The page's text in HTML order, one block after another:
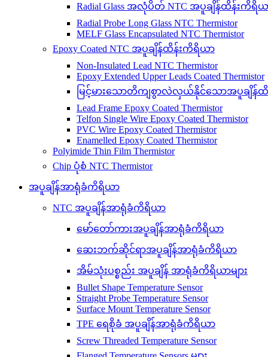
Radial Glass အလုံပိတ် NTC အပူချိန်ထိန်းကိရိ
Radial Probe Long Glass NTC Thermistor
MELF Glass Encapsulated NTC Thermistor
Epoxy Coated NTC အပူချိန်ထိန်းကိရိယာ
Non-Insulated Lead NTC Thermistor
Epoxy Extended Upper Leads Coated Thermistor
မြင့်မားသောတိကျစွာလဲလှယ်နိုင်သောအပူချိန်
Lead Frame Epoxy Coated Thermistor
Telfon Single Wire Epoxy Coated Thermistor
PVC Wire Epoxy Coated Thermistor
Enamelled Epoxy Coated Thermistor
Polyimide Thin Film Thermistor
Chip ပုံစံ NTC Thermistor
အပူချိန်အာရုံခံကိရိယာ
NTC အပူချိန်အာရုံခံကိရိယာ
မော်တော်ကားအပူချိန်အာရုံခံကိရိယာ
ဆေးဘက်ဆိုင်ရာအပူချိန်အာရုံခံကိရိယာ
အိမ်သုံးပစ္စည်း အပူချိန် အာရုံခံကိရိယာများ
Bullet Shape Temperature Sensor
Straight Probe Temperature Sensor
Surface Mount Temperature Sensor
TPE ရေစိုခံ အပူချိန်အာရုံခံကိရိယာ
Screw Threaded Temperature Sensor